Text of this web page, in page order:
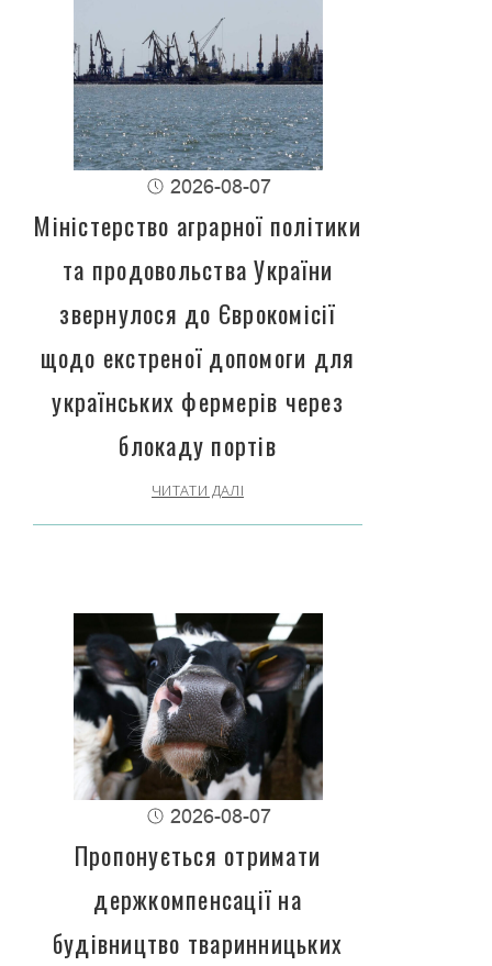
2026-08-07
Міністерство аграрної політики
та продовольства України
звернулося до Єврокомісії
щодо екстреної допомоги для
українських фермерів через
блокаду портів
ЧИТАТИ ДАЛІ
2026-08-07
Пропонується отримати
держкомпенсації на
будівництво тваринницьких